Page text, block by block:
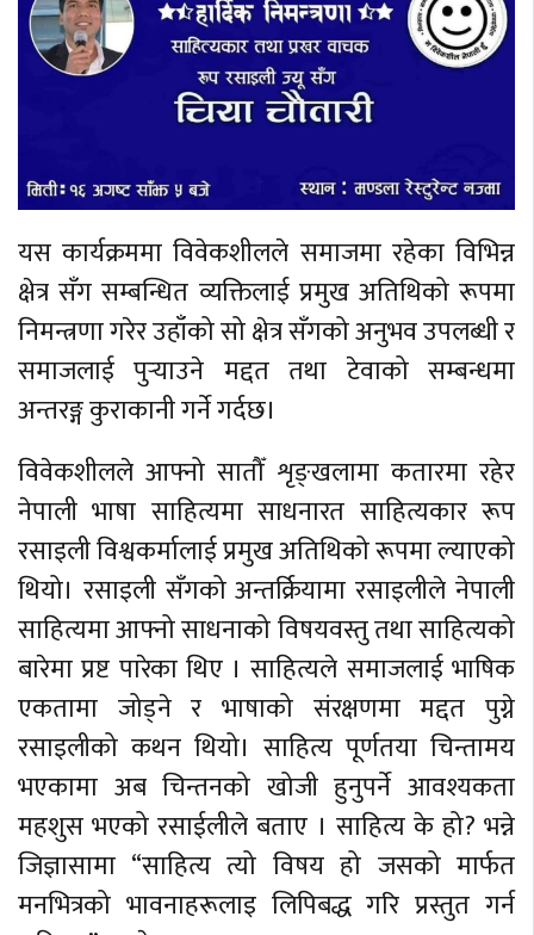
यस कार्यक्रममा विवेकशीलले समाजमा रहेका विभिन्न
क्षेत्र सँग सम्बन्धित व्यक्तिलाई प्रमुख अतिथिको रूपमा
निमन्त्रणा गरेर उहाँको सो क्षेत्र सँगको अनुभव उपलब्धी र
समाजलाई पुर्‍याउने मद्दत तथा टेवाको सम्बन्धमा
अन्तरङ्ग कुराकानी गर्ने गर्दछ।
विवेकशीलले आफ्नो सातौँ शृङ्खलामा कतारमा रहेर
नेपाली भाषा साहित्यमा साधनारत साहित्यकार रूप
रसाइली विश्वकर्मालाई प्रमुख अतिथिको रूपमा ल्याएको
थियो। रसाइली सँगको अन्तर्क्रियामा रसाइलीले नेपाली
साहित्यमा आफ्नो साधनाको विषयवस्तु तथा साहित्यको
बारेमा प्रष्ट पारेका थिए । साहित्यले समाजलाई भाषिक
एकतामा जोड्ने र भाषाको संरक्षणमा मद्दत पुग्ने
रसाइलीको कथन थियो। साहित्य पूर्णतया चिन्तामय
भएकामा अब चिन्तनको खोजी हुनुपर्ने आवश्यकता
महशुस भएको रसाईलीले बताए । साहित्य के हो? भन्ने
जिज्ञासामा “साहित्य त्यो विषय हो जसको मार्फत
मनभित्रको भावनाहरूलाइ लिपिबद्ध गरि प्रस्तुत गर्न